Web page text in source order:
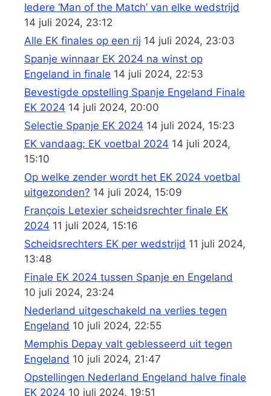
Iedere ‘Man of the Match’ van elke wedstrijd
14 juli 2024, 23:12
Alle EK finales op een rij 14 juli 2024, 23:03
Spanje winnaar EK 2024 na winst op
Engeland in finale 14 juli 2024, 22:53
Bevestigde opstelling Spanje Engeland Finale
EK 2024 14 juli 2024, 20:00
Selectie Spanje EK 2024 14 juli 2024, 15:23
EK vandaag: EK voetbal 2024 14 juli 2024,
15:10
Op welke zender wordt het EK 2024 voetbal
uitgezonden? 14 juli 2024, 15:09
François Letexier scheidsrechter finale EK
2024 11 juli 2024, 15:16
Scheidsrechters EK per wedstrijd 11 juli 2024,
13:48
Finale EK 2024 tussen Spanje en Engeland
10 juli 2024, 23:24
Nederland uitgeschakeld na verlies tegen
Engeland 10 juli 2024, 22:55
Memphis Depay valt geblesseerd uit tegen
Engeland 10 juli 2024, 21:47
Opstellingen Nederland Engeland halve finale
EK 2024 10 juli 2024, 19:51